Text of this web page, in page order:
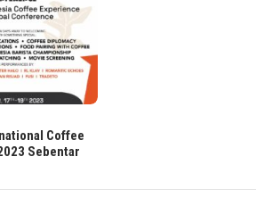
Coffee
Sebentar